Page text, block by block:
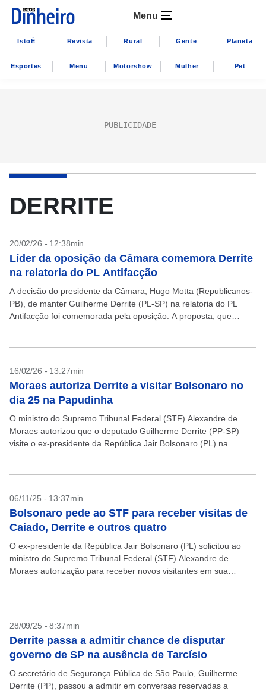
Menu
IstoÉ Revista Rural Gente Planeta
Esportes Menu Motorshow Mulher Pet
DERRITE
20/02/26 - 12:38min
Líder da oposição da Câmara comemora Derrite
na relatoria do PL Antifacção
A decisão do presidente da Câmara, Hugo Motta (Republicanos-
PB), de manter Guilherme Derrite (PL-SP) na relatoria do PL
Antifacção foi comemorada pela oposição. A proposta, que
16/02/26 - 13:27min
Moraes autoriza Derrite a visitar Bolsonaro no
dia 25 na Papudinha
O ministro do Supremo Tribunal Federal (STF) Alexandre de
Moraes autorizou que o deputado Guilherme Derrite (PP-SP)
visite o ex-presidente da República Jair Bolsonaro (PL) na
06/11/25 - 13:37min
Bolsonaro pede ao STF para receber visitas de
Caiado, Derrite e outros quatro
O ex-presidente da República Jair Bolsonaro (PL) solicitou ao
ministro do Supremo Tribunal Federal (STF) Alexandre de
Moraes autorização para receber novos visitantes em sua
28/09/25 - 8:37min
Derrite passa a admitir chance de disputar
governo de SP na ausência de Tarcísio
O secretário de Segurança Pública de São Paulo, Guilherme
Derrite (PP), passou a admitir em conversas reservadas a